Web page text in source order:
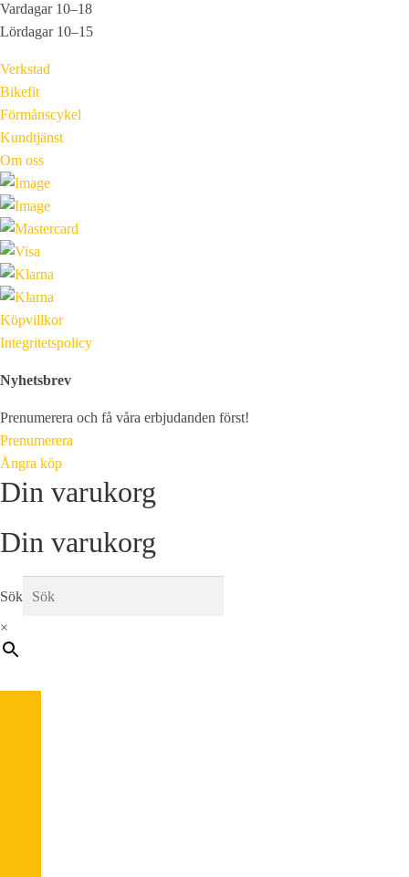
Vardagar 10–18
Lördagar 10–15
Verkstad
Bikefit
Förmånscykel
Kundtjänst
Om oss
Köpvillkor
Integritetspolicy
Nyhetsbrev
Prenumerera och få våra erbjudanden först!
Prenumerera
Ångra köp
Din varukorg
Din varukorg
Sök
×